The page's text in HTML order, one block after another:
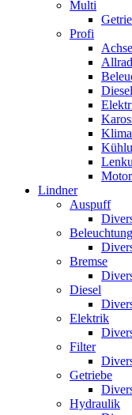
Multi
Profi
Achse
Allrad
Diesel
Klima
Motor
Lindner
Auspuff
Beleuchtung
Bremse
Diesel
Elektrik
Filter
Getriebe
Hydraulik